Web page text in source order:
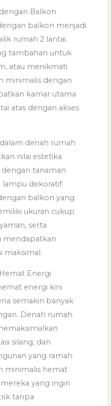
Balkon
balkon menjadi
rumah 2 lantai.
tambahan untuk
atau menikmati
minimalis dengan
kamar utama
atas dengan akses
denah rumah
nilai estetika
dengan tanaman
lampu dekoratif.
balkon yang
ukuran cukup
serta
mendapatkan
maksimal.
Energi
energi kini
semakin banyak
Denah rumah
silang, dan
yang ramah
minimalis hemat
yang ingin
tanpa